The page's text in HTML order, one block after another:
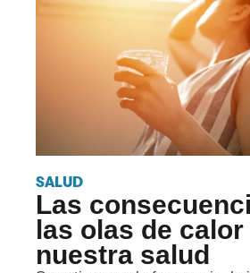
SALUD
Las
las olas de calor
nuestra salud